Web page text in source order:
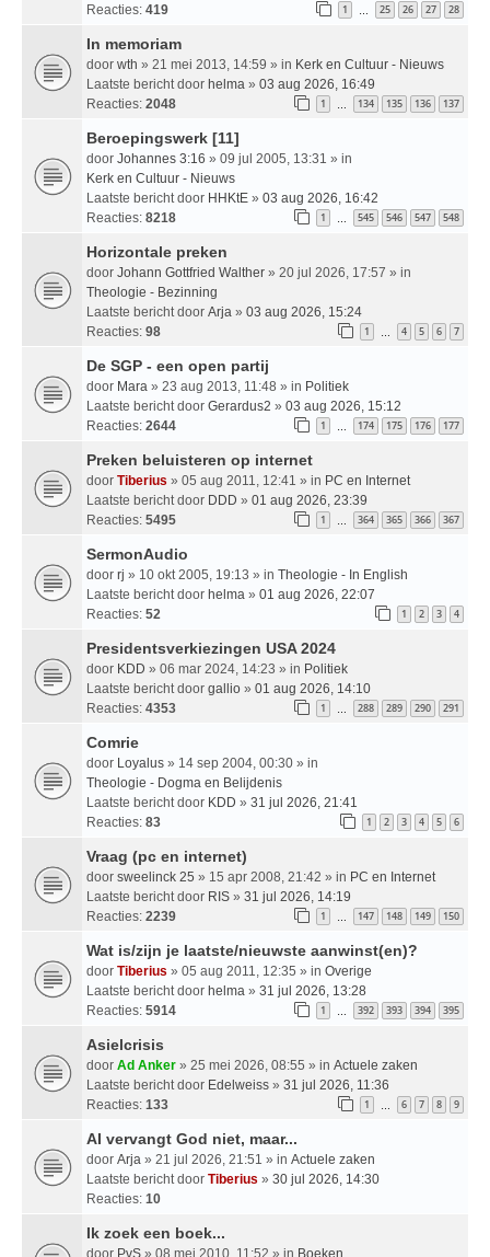
Reacties: 419 1 … 25 26 27 28
In memoriam
door wth » 21 mei 2013, 14:59 » in Kerk en Cultuur - Nieuws
Laatste bericht door helma » 03 aug 2026, 16:49
Reacties: 2048 1 … 134 135 136 137
Beroepingswerk [11]
door Johannes 3:16 » 09 jul 2005, 13:31 » in
Kerk en Cultuur - Nieuws
Laatste bericht door HHKtE » 03 aug 2026, 16:42
Reacties: 8218 1 … 545 546 547 548
Horizontale preken
door Johann Gottfried Walther » 20 jul 2026, 17:57 » in
Theologie - Bezinning
Laatste bericht door Arja » 03 aug 2026, 15:24
Reacties: 98 1 … 4 5 6 7
De SGP - een open partij
door Mara » 23 aug 2013, 11:48 » in Politiek
Laatste bericht door Gerardus2 » 03 aug 2026, 15:12
Reacties: 2644 1 … 174 175 176 177
Preken beluisteren op internet
door Tiberius » 05 aug 2011, 12:41 » in PC en Internet
Laatste bericht door DDD » 01 aug 2026, 23:39
Reacties: 5495 1 … 364 365 366 367
SermonAudio
door rj » 10 okt 2005, 19:13 » in Theologie - In English
Laatste bericht door helma » 01 aug 2026, 22:07
Reacties: 52 1 2 3 4
Presidentsverkiezingen USA 2024
door KDD » 06 mar 2024, 14:23 » in Politiek
Laatste bericht door gallio » 01 aug 2026, 14:10
Reacties: 4353 1 … 288 289 290 291
Comrie
door Loyalus » 14 sep 2004, 00:30 » in
Theologie - Dogma en Belijdenis
Laatste bericht door KDD » 31 jul 2026, 21:41
Reacties: 83 1 2 3 4 5 6
Vraag (pc en internet)
door sweelinck 25 » 15 apr 2008, 21:42 » in PC en Internet
Laatste bericht door RIS » 31 jul 2026, 14:19
Reacties: 2239 1 … 147 148 149 150
Wat is/zijn je laatste/nieuwste aanwinst(en)?
door Tiberius » 05 aug 2011, 12:35 » in Overige
Laatste bericht door helma » 31 jul 2026, 13:28
Reacties: 5914 1 … 392 393 394 395
Asielcrisis
door Ad Anker » 25 mei 2026, 08:55 » in Actuele zaken
Laatste bericht door Edelweiss » 31 jul 2026, 11:36
Reacties: 133 1 … 6 7 8 9
AI vervangt God niet, maar...
door Arja » 21 jul 2026, 21:51 » in Actuele zaken
Laatste bericht door Tiberius » 30 jul 2026, 14:30
Reacties: 10
Ik zoek een boek...
door PvS » 08 mei 2010, 11:52 » in Boeken